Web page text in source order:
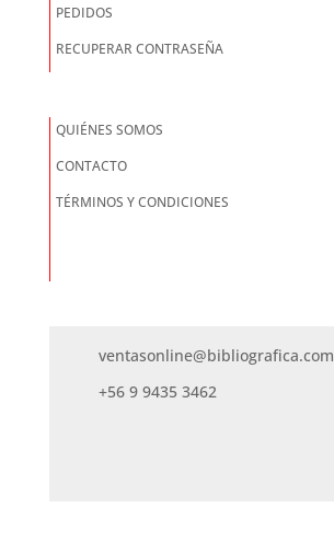
PEDIDOS
RECUPERAR CONTRASEÑA
QUIÉNES SOMOS
CONTACTO
TÉRMINOS Y CONDICIONES
ventasonline@bibliografica.com
+56 9 9435 3462